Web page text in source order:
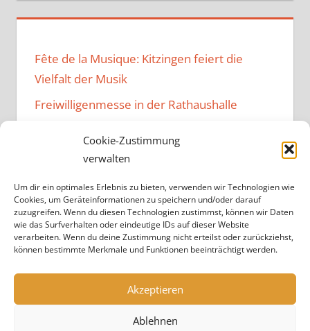
Cookie-Zustimmung
verwalten
Um dir ein optimales Erlebnis zu bieten, verwenden wir Technologien wie
Cookies, um Geräteinformationen zu speichern und/oder darauf
zuzugreifen. Wenn du diesen Technologien zustimmst, können wir Daten
wie das Surfverhalten oder eindeutige IDs auf dieser Website
verarbeiten. Wenn du deine Zustimmung nicht erteilst oder zurückziehst,
können bestimmte Merkmale und Funktionen beeinträchtigt werden.
Akzeptieren
Ablehnen
Fête de la Musique: Kitzingen feiert die
Vielfalt der Musik
Freiwilligenmesse in der Rathaushalle
Bürgerzentrum
Bürgerzentrum
Projekt „Brandheiß“ endet